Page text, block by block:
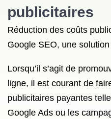
publicitaires
Réduction des coûts
Google SEO, une
Lorsqu’il s’agit de
ligne, il est courant de
publicitaires payantes
Google Ads ou les